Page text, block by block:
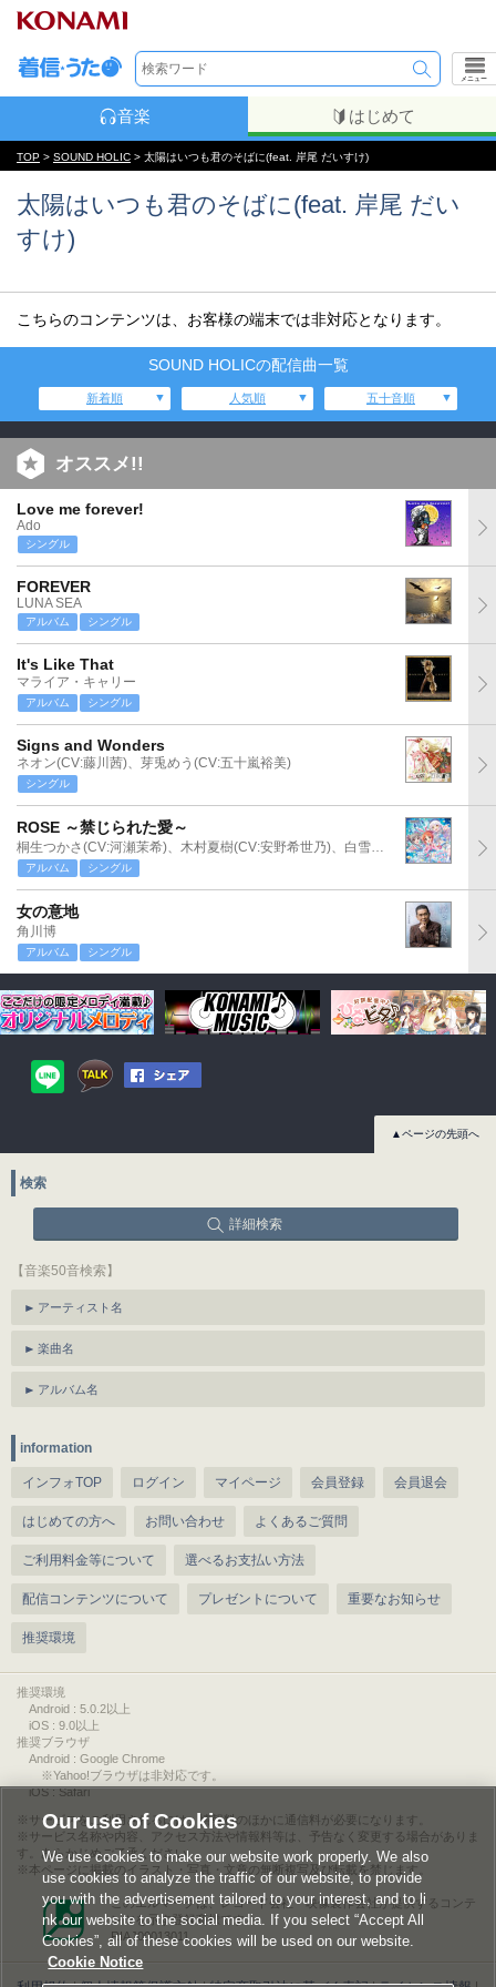
メニュー
音楽 はじめて
TOP > SOUND HOLIC > 太陽はいつも君のそばに(feat. 岸尾 だいすけ)
太陽はいつも君のそばに(feat. 岸尾 だい
すけ)
こちらのコンテンツは、お客様の端末では非対応となります。
SOUND HOLICの配信曲一覧
新着順 人気順 五十音順
オススメ!!
Love me forever!
Ado
シングル
FOREVER
LUNA SEA
アルバム シングル
It's Like That
マライア・キャリー
アルバム シングル
Signs and Wonders
ネオン(CV:藤川茜)、芽兎めう(CV:五十嵐裕美)
シングル
ROSE ～禁じられた愛～
桐生つかさ(CV:河瀬茉希)、木村夏樹(CV:安野希世乃)、白雪千夜(CV:関口理咲)
アルバム シングル
女の意地
角川博
アルバム シングル
▲ページの先頭へ
検索
詳細検索
【音楽50音検索】
アーティスト名
楽曲名
アルバム名
information
インフォTOP ログイン マイページ 会員登録 会員退会
はじめての方へ お問い合わせ よくあるご質問
ご利用料金等について 選べるお支払い方法
配信コンテンツについて プレゼントについて 重要なお知らせ
推奨環境
推奨環境
Android : 5.0.2以上
iOS : 9.0以上
推奨ブラウザ
Android : Google Chrome
※Yahoo!ブラウザは非対応です。
iOS : Safari
サービスをご利用されるには、情報料のほかに通信料が必要になります。
サービス名称や内容、アクセス方法や情報料等は、予告なく変更する場合がありま
す。あらかじめご了承ください。
本ページに掲載のイラスト・写真・文章の無断複写及び転載を禁じます。
このエルマークは、レコード会社・映像製作会社が提供するコンテ
ンツを示す登録商標です。
RIAJ00013011
Our use of Cookies
We use cookies to make our website work properly. We also
use cookies to analyze the traffic of our website, to provide
you with the advertisement tailored to your interest, and to li
nk our website to the social media. If you select “Accept All
Cookies”, all of these cookies will be used on our website.
Cookie Notice